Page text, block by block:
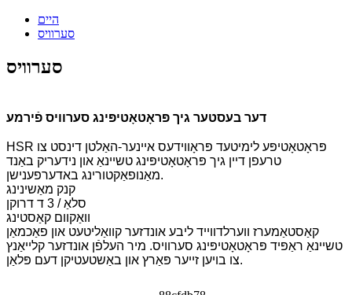
היים
סערוויס
סערוויס
דער בעסטער גיך פּראָטאָטיפּינג סערוויס פֿירמע
HSR פּראָטאָטיפּע לימיטעד פּראָווידעס איינער-האַלטן דינסט צו
טרעפן דיין גיך פּראָטאָטיפּינג טשיינאַ און נידעריק באַנד
מאַנופאַקטורינג באדערפענישן.
קנק מאַשינינג
סלאַ / 3 ד דרוקן
וואַקוום קאַסטינג
קאַסטאַמערז ווערלדווייד ליבע אונדזער קוואַליטעט און פאַכמאַן
טשיינאַ ראַפּיד פּראָטאָטיפּינג סערוויס. מיר העלפֿן אונדזער קלייאַנץ
צו בויען זייער פּאַרץ און באַשטעטיקן דעם פּלאַן.